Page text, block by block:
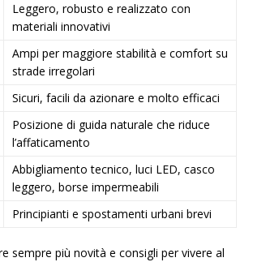
Leggero, robusto e realizzato con
materiali innovativi
Ampi per maggiore stabilità e comfort su
strade irregolari
Sicuri, facili da azionare e molto efficaci
Posizione di guida naturale che riduce
l’affaticamento
Abbigliamento tecnico, luci LED, casco
leggero, borse impermeabili
Principianti e spostamenti urbani brevi
sempre più novità e consigli per vivere al